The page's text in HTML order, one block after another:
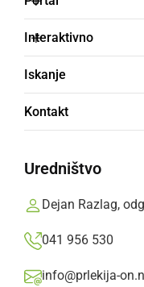
Interaktivno
Iskanje
Kontakt
Uredništvo
Dejan Razlag,
041 956 530
info@prlekija-
ČRNA KRONIKA
Na Ptujskem
rečnih galebov
nedelja, 8. april 2018 ob
Popularne